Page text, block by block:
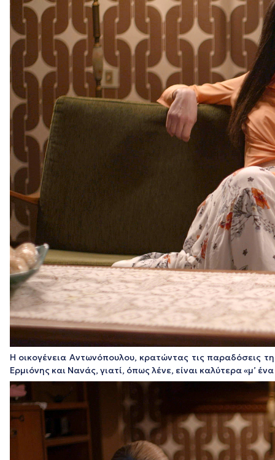
Η οικογένεια Αντωνόπουλου, κρατώντας τις παραδόσεις
Ερμιόνης και Νανάς, γιατί, όπως λένε, είναι καλύτερα «μ’